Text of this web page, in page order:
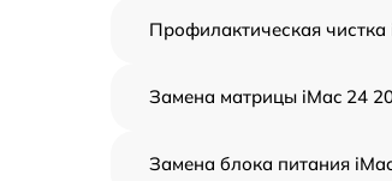
Профилактическая
Замена матрицы iMac 24
Замена блока питания